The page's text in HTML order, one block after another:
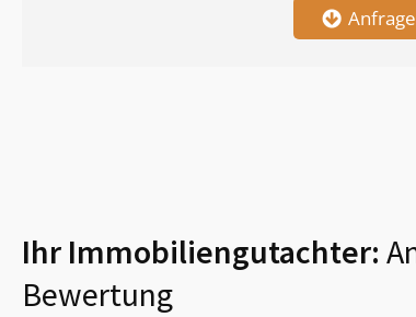
Ihr Immobiliengutachter:
Bewertung